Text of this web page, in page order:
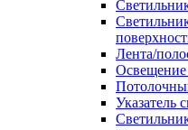
Лента/
Указатель